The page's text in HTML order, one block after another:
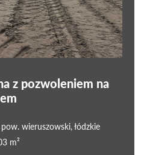
z pozwoleniem na
wieruszowski, łódzkie
m²